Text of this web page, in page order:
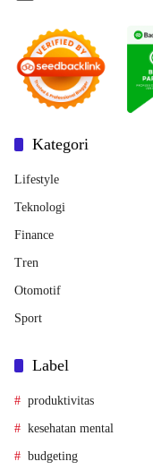
Kategori
Lifestyle
Teknologi
Finance
Tren
Otomotif
Sport
Label
produktivitas
kesehatan mental
budgeting